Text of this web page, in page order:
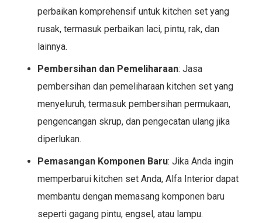
perbaikan komprehensif untuk kitchen set yang
rusak, termasuk perbaikan laci, pintu, rak, dan
lainnya.
Pembersihan dan Pemeliharaan: Jasa
pembersihan dan pemeliharaan kitchen set yang
menyeluruh, termasuk pembersihan permukaan,
pengencangan skrup, dan pengecatan ulang jika
diperlukan.
Pemasangan Komponen Baru: Jika Anda ingin
memperbarui kitchen set Anda, Alfa Interior dapat
membantu dengan memasang komponen baru
seperti gagang pintu, engsel, atau lampu.